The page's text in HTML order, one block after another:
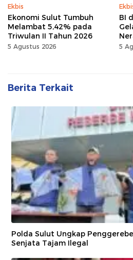
Ekbis
Ekonomi Sulut Tumbuh
Melambat 5,42% pada
Triwulan II Tahun 2026
5 Agustus 2026
BI
5
Berita Terkait
Polda Sulut Ungkap
Senjata Tajam Ilegal